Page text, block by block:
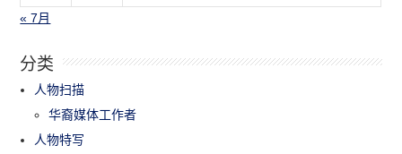
« 7月
分类
人物扫描
华裔媒体工作者
人物特写